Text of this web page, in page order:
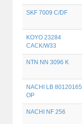
SKF 7009 C/DF
KOYO 23284
CACK/W33
NTN NN 3096 K
NACHI LB 80120165
OP
NACHI NF 256